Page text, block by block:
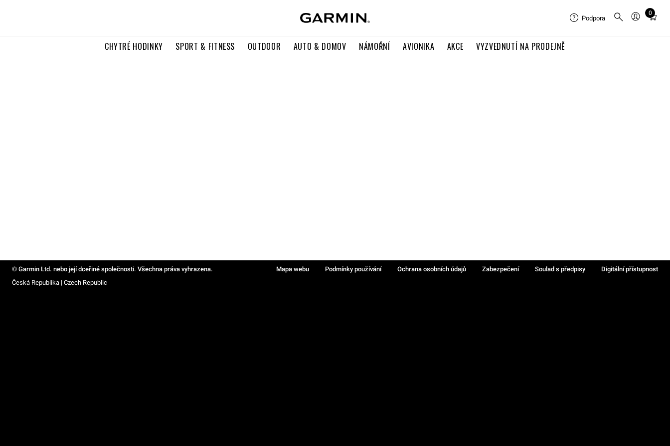
CHYTRÉ HODINKY SPORT & FITNESS OUTDOOR AUTO & DOMOV NÁMOŘNÍ AVIONIKA AKCE VYZVEDNUTÍ NA PRODEJNĚ
Podpora
0
Total
in
© Garmin Ltd. nebo její dceřiné společnosti. Všechna práva vyhrazena. Mapa webu Podmínky používání Ochrana osobních údajů Zabezpečení Soulad s předpisy
Digitální přístupnost
Česká Republika | Czech Republic